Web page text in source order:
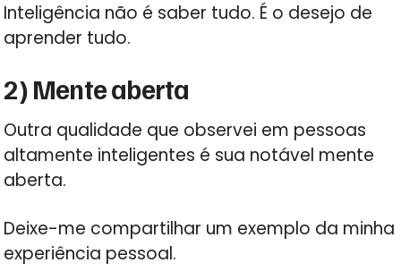
Inteligência não é saber tudo. É o desejo de
aprender tudo.
2) Mente aberta
Outra qualidade que observei em pessoas
altamente inteligentes é sua notável mente
aberta.
Deixe-me compartilhar um exemplo da minha
experiência pessoal.